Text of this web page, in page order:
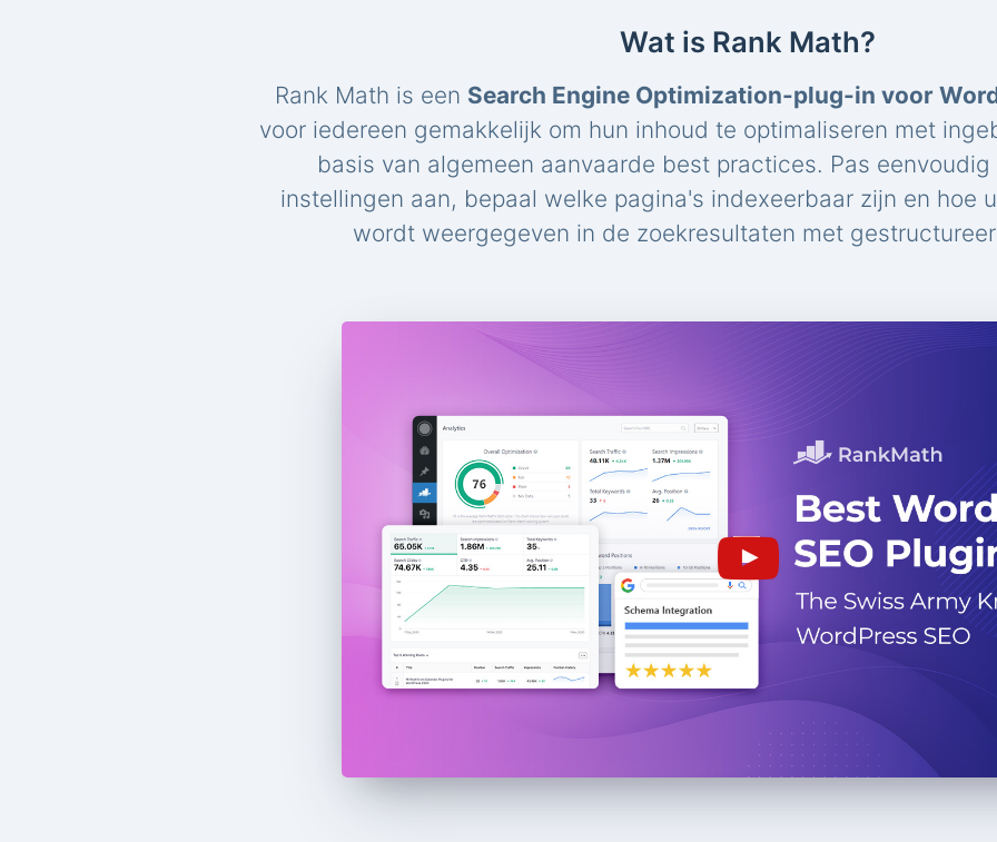
Wat is Rank Math?
Rank Math is een Search Engine Optimization-plug-in voor
voor iedereen gemakkelijk om hun inhoud te optimaliseren met
basis van algemeen aanvaarde best practices. Pas
instellingen aan, bepaal welke pagina's indexeerbaar zijn en hoe
wordt weergegeven in de zoekresultaten met